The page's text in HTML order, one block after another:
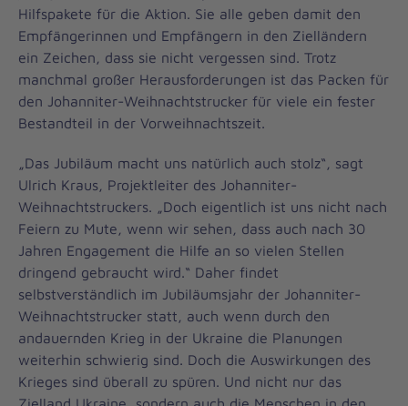
Hilfspakete für die Aktion. Sie alle geben damit den
Empfängerinnen und Empfängern in den Zielländern
ein Zeichen, dass sie nicht vergessen sind. Trotz
manchmal großer Herausforderungen ist das Packen für
den Johanniter-Weihnachtstrucker für viele ein fester
Bestandteil in der Vorweihnachtszeit.
„Das Jubiläum macht uns natürlich auch stolz“, sagt
Ulrich Kraus, Projektleiter des Johanniter-
Weihnachtstruckers. „Doch eigentlich ist uns nicht nach
Feiern zu Mute, wenn wir sehen, dass auch nach 30
Jahren Engagement die Hilfe an so vielen Stellen
dringend gebraucht wird.“ Daher findet
selbstverständlich im Jubiläumsjahr der Johanniter-
Weihnachtstrucker statt, auch wenn durch den
andauernden Krieg in der Ukraine die Planungen
weiterhin schwierig sind. Doch die Auswirkungen des
Krieges sind überall zu spüren. Und nicht nur das